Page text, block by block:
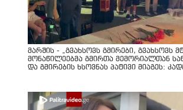
მარშის - „გვახსოვს გმირები, გვახსოვს
მონაწილეებმა გმირთა მემორიალთან
და გმირების ხსოვნას პატივი მიაგეს: